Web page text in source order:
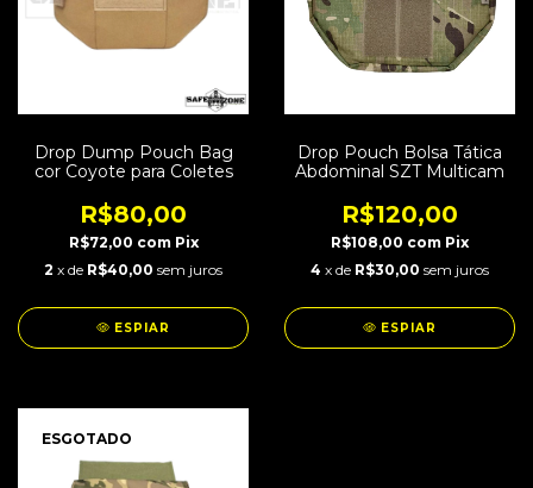
Drop Dump Pouch Bag
cor Coyote para Coletes
R$80,00
R$72,00 com Pix
2 x de R$40,00 sem juros
ESPIAR
Drop Pouch Bolsa Tática
Abdominal SZT Multicam
R$120,00
R$108,00 com Pix
4 x de R$30,00 sem juros
ESPIAR
ESGOTADO